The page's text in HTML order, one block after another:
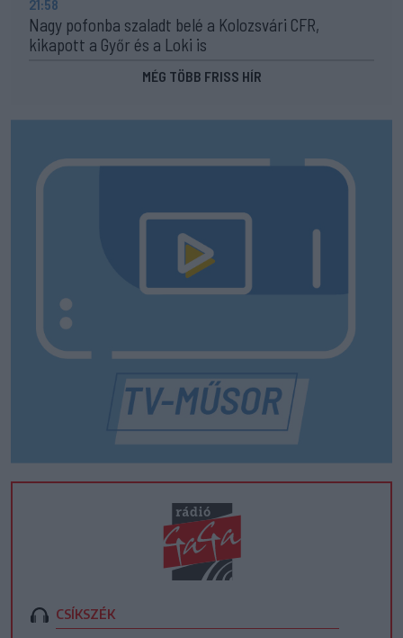
21:58
Nagy pofonba szaladt belé a Kolozsvári CFR,
kikapott a Győr és a Loki is
MÉG TÖBB FRISS HÍR
CSÍKSZÉK